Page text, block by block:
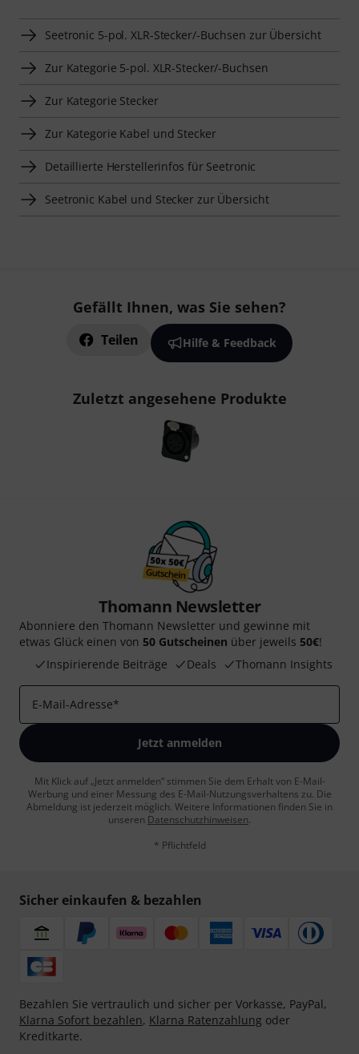
Seetronic 5-pol. XLR-Stecker/-Buchsen zur Übersicht
Zur Kategorie 5-pol. XLR-Stecker/-Buchsen
Zur Kategorie Stecker
Zur Kategorie Kabel und Stecker
Detaillierte Herstellerinfos für Seetronic
Seetronic Kabel und Stecker zur Übersicht
Gefällt Ihnen, was Sie sehen?
Teilen Hilfe & Feedback
Zuletzt angesehene Produkte
Thomann Newsletter
Abonniere den Thomann Newsletter und gewinne mit
etwas Glück einen von 50 Gutscheinen über jeweils 50€!
Inspirierende Beiträge
Deals Thomann Insights
E-Mail-Adresse*
Jetzt anmelden
Mit Klick auf „Jetzt anmelden“ stimmen Sie dem Erhalt von E-Mail-
Werbung und einer Messung des E-Mail-Nutzungsverhaltens zu. Die
Abmeldung ist jederzeit möglich. Weitere Informationen finden Sie in
unseren Datenschutzhinweisen.
* Pflichtfeld
Sicher einkaufen & bezahlen
Bezahlen Sie vertraulich und sicher per Vorkasse, PayPal,
Klarna Sofort bezahlen, Klarna Ratenzahlung oder
Kreditkarte.